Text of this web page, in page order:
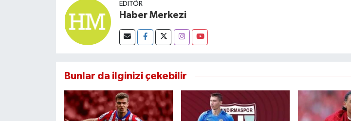
EDITÖR
Haber Merkezi
Bunlar da ilginizi çekebilir